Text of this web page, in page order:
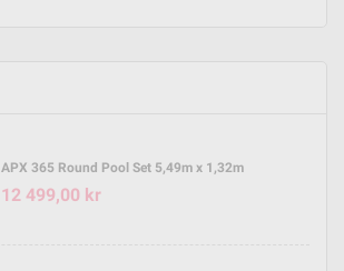
APX 365 Round Pool Set 5,49m x 1,32m
12 499,00 kr